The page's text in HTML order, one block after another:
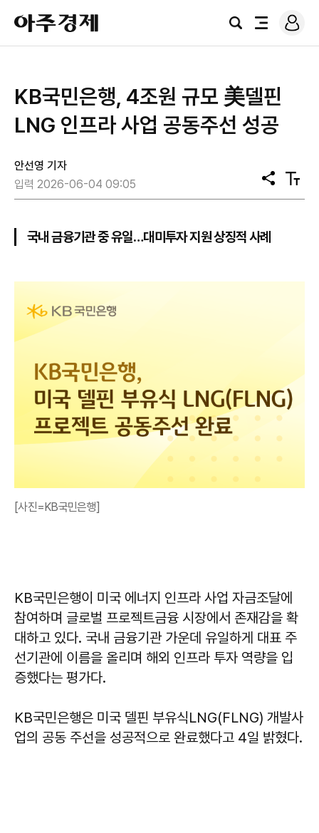
아
주
경
검
전
로
그
KB국민은행, 4조원 규모 美델핀
LNG 인프라 사업 공동주선 성공
안선영 기자
입력 2026-06-04 09:05
공
유
텍
스
국내 금융기관 중 유일…대미투자 지원 상징적 사례
[사진=KB국민은행]
KB국민은행이 미국 에너지 인프라 사업 자금조달에
참여하며 글로벌 프로젝트금융 시장에서 존재감을 확
대하고 있다. 국내 금융기관 가운데 유일하게 대표 주
선기관에 이름을 올리며 해외 인프라 투자 역량을 입
증했다는 평가다.
KB국민은행은 미국 델핀 부유식LNG(FLNG) 개발사
업의 공동 주선을 성공적으로 완료했다고 4일 밝혔다.